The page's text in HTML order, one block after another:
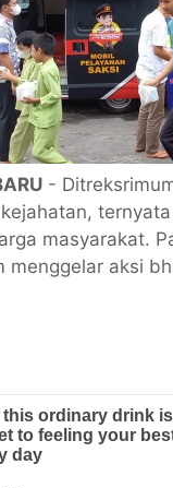
-
masyarakat.
menggelar aksi